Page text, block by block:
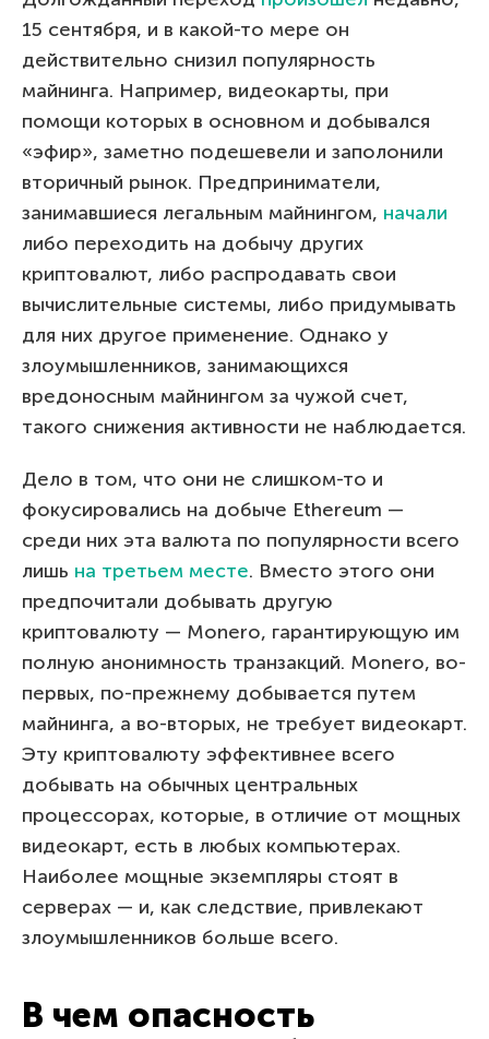
15 сентября, и в какой-то мере он
действительно снизил популярность
майнинга. Например, видеокарты, при
помощи которых в основном и добывался
«эфир», заметно подешевели и заполонили
вторичный рынок. Предприниматели,
занимавшиеся легальным майнингом, начали
либо переходить на добычу других
криптовалют, либо распродавать свои
вычислительные системы, либо придумывать
для них другое применение. Однако у
злоумышленников, занимающихся
вредоносным майнингом за чужой счет,
такого снижения активности не наблюдается.
Дело в том, что они не слишком-то и
фокусировались на добыче Ethereum —
среди них эта валюта по популярности всего
лишь на третьем месте. Вместо этого они
предпочитали добывать другую
криптовалюту — Monero, гарантирующую им
полную анонимность транзакций. Monero, во-
первых, по-прежнему добывается путем
майнинга, а во-вторых, не требует видеокарт.
Эту криптовалюту эффективнее всего
добывать на обычных центральных
процессорах, которые, в отличие от мощных
видеокарт, есть в любых компьютерах.
Наиболее мощные экземпляры стоят в
серверах — и, как следствие, привлекают
злоумышленников больше всего.
В чем опасность